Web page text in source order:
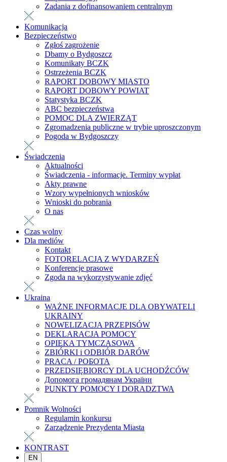
Zadania z dofinansowaniem centralnym
Komunikacja
Bezpieczeństwo
Zgłoś zagrożenie
Dbamy o Bydgoszcz
Komunikaty BCZK
Ostrzeżenia BCZK
RAPORT DOBOWY MIASTO
RAPORT DOBOWY POWIAT
Statystyka BCZK
ABC bezpieczeństwa
POMOC DLA ZWIERZĄT
Zgromadzenia publiczne w trybie uproszczonym
Pogoda w Bydgoszczy
Świadczenia
Aktualności
Świadczenia - informacje. Terminy wypłat
Akty prawne
Wzory wypełnionych wniosków
Wnioski do pobrania
O nas
Czas wolny
Dla mediów
Kontakt
FOTORELACJA Z WYDARZEŃ
Konferencje prasowe
Zgoda na wykorzystywanie zdjęć
Ukraina
WAŻNE INFORMACJE DLA OBYWATELI
UKRAINY
NOWELIZACJA PRZEPISÓW
DEKLARACJA POMOCY
OPIEKA TYMCZASOWA
ZBIÓRKI i ODBIÓR DARÓW
PRACA / РОБОТА
PRZEDSIĘBIORCY DLA UCHODŹCÓW
Допомога громадянам України
PUNKTY POMOCY I DORADZTWA
Pomnik Wolności
Regulamin konkursu
Zarządzenie Prezydenta Miasta
KONTRAST
EN